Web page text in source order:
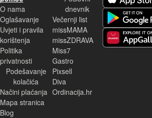
O nama
Oglašavanje
Uvjeti i pravila
korištenja
Politika
privatnosti
Podešavanje
kolačića
Načini plaćanja
Mapa stranica
Blog
dnevnik
Večernji list
missMAMA
missZDRAVA
Miss7
Gastro
Pixsell
Diva
Ordinacija.hr